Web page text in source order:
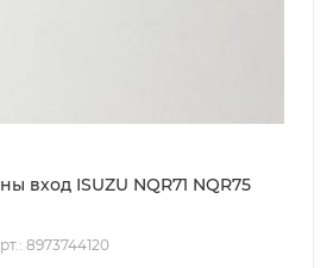
вход ISUZU NQR71 NQR75
8973744120